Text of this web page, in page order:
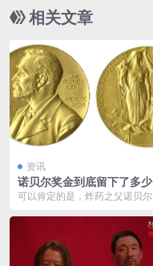
相关文章
资讯
诺贝尔奖金到底留下了多少
钱？一百多年了，花不完吗
可以肯定的是，炸药之父诺贝尔
笔钱也没有网友们想象...